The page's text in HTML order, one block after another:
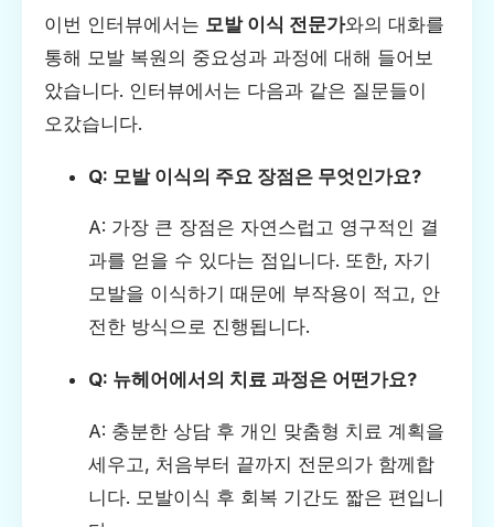
이번 인터뷰에서는 모발 이식 전문가와의 대화를
통해 모발 복원의 중요성과 과정에 대해 들어보
았습니다. 인터뷰에서는 다음과 같은 질문들이
오갔습니다.
Q: 모발 이식의 주요 장점은 무엇인가요?
A: 가장 큰 장점은 자연스럽고 영구적인 결
과를 얻을 수 있다는 점입니다. 또한, 자기
모발을 이식하기 때문에 부작용이 적고, 안
전한 방식으로 진행됩니다.
Q: 뉴헤어에서의 치료 과정은 어떤가요?
A: 충분한 상담 후 개인 맞춤형 치료 계획을
세우고, 처음부터 끝까지 전문의가 함께합
니다. 모발이식 후 회복 기간도 짧은 편입니